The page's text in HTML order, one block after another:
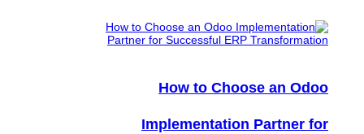
How to Choose an Odoo
Implementation Partner for